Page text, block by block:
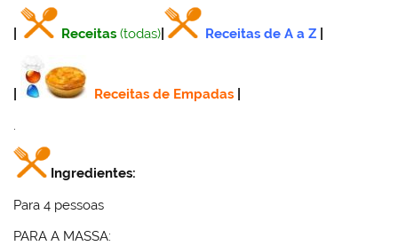
Receitas (todas) Receitas de A a Z
Receitas de Empadas
.
Ingredientes:
Para 4 pessoas
PARA A MASSA: